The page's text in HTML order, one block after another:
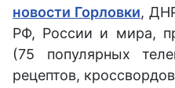
новости Горловки,
РФ, России и мира,
(75 популярных
рецептов,